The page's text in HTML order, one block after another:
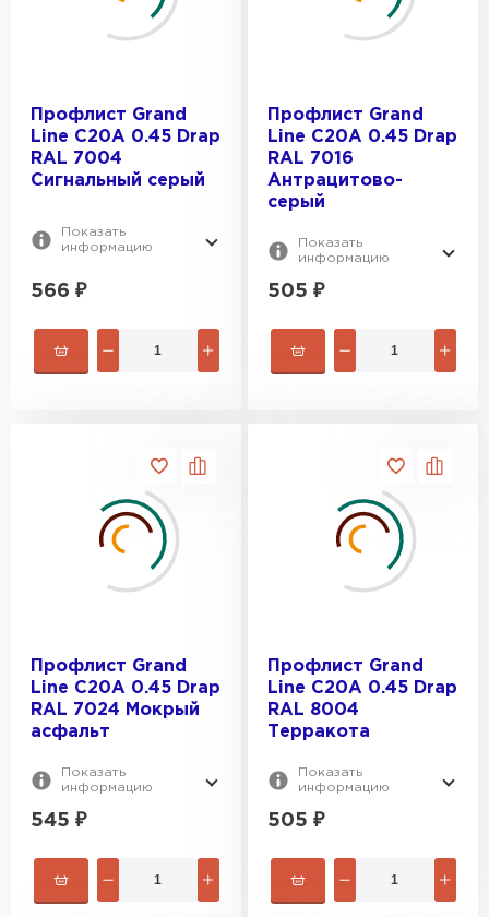
Профлист Grand
Line C20A 0.45 Drap
RAL 7004
Сигнальный серый
Показать
информацию
566 ₽
Профлист Grand
Line C20A 0.45 Drap
RAL 7016
Антрацитово-
серый
Показать
информацию
505 ₽
Профлист Grand
Line C20A 0.45 Drap
RAL 7024 Мокрый
асфальт
Показать
информацию
545 ₽
Профлист Grand
Line C20A 0.45 Drap
RAL 8004
Терракота
Показать
информацию
505 ₽